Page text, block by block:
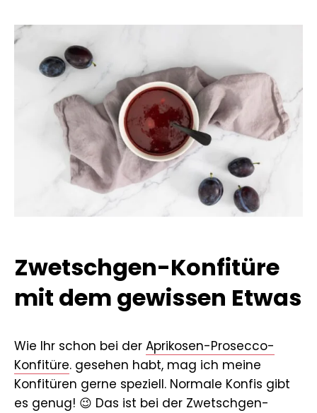
Zwetschgen-Konfitüre
mit dem gewissen Etwas
Wie Ihr schon bei der Aprikosen-Prosecco-
Konfitüre. gesehen habt, mag ich meine
Konfitüren gerne speziell. Normale Konfis gibt
es genug! 😉 Das ist bei der Zwetschgen-